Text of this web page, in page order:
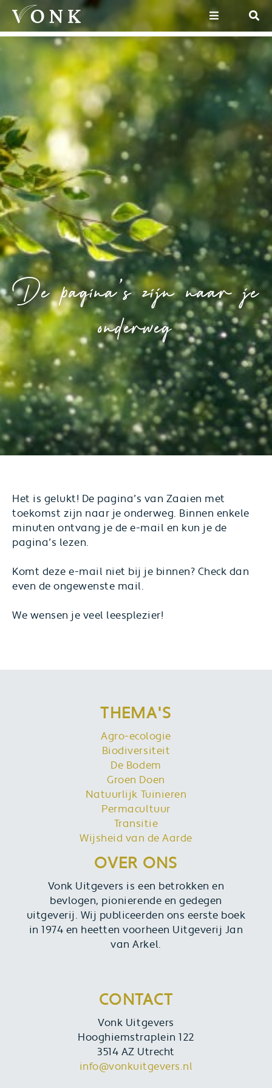
De pagina’s zijn naar je
onderweg
Het is gelukt! De pagina’s van Zaaien met
toekomst zijn naar je onderweg. Binnen enkele
minuten ontvang je de e-mail en kun je de
pagina’s lezen.
Komt deze e-mail niet bij je binnen? Check dan
even de ongewenste mail.
We wensen je veel leesplezier!
THEMA'S
Agro-ecologie
Biodiversiteit
De Bodem
Groen Doen
Natuurlijk Tuinieren
Permacultuur
Transitie
Wijsheid van de Aarde
OVER ONS
Vonk Uitgevers is een betrokken en
bevlogen, pionierende en gedegen
uitgeverij. Wij publiceerden ons eerste boek
in 1974 en heetten voorheen Uitgeverij Jan
van Arkel.
CONTACT
Vonk Uitgevers
Hooghiemstraplein 122
3514 AZ Utrecht
info@vonkuitgevers.nl